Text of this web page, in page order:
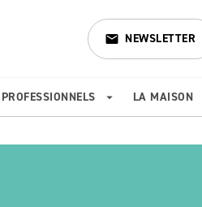
email NEWSLETTER
PROFESSIONNELS arrow_drop_down LA MAISON